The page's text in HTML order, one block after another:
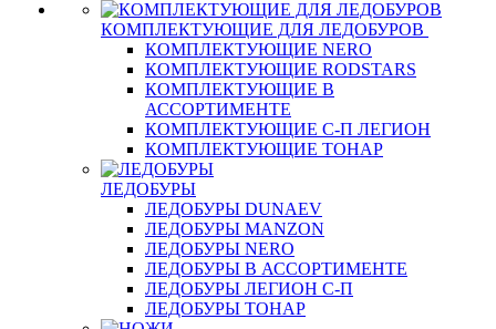
КОМПЛЕКТУЮЩИЕ ДЛЯ ЛЕДОБУРОВ
КОМПЛЕКТУЮЩИЕ NERO
КОМПЛЕКТУЮЩИЕ RODSTARS
КОМПЛЕКТУЮЩИЕ В
АССОРТИМЕНТЕ
КОМПЛЕКТУЮЩИЕ С-П ЛЕГИОН
КОМПЛЕКТУЮЩИЕ ТОНАР
ЛЕДОБУРЫ
ЛЕДОБУРЫ DUNAEV
ЛЕДОБУРЫ MANZON
ЛЕДОБУРЫ NERO
ЛЕДОБУРЫ В АССОРТИМЕНТЕ
ЛЕДОБУРЫ ЛЕГИОН С-П
ЛЕДОБУРЫ ТОНАР